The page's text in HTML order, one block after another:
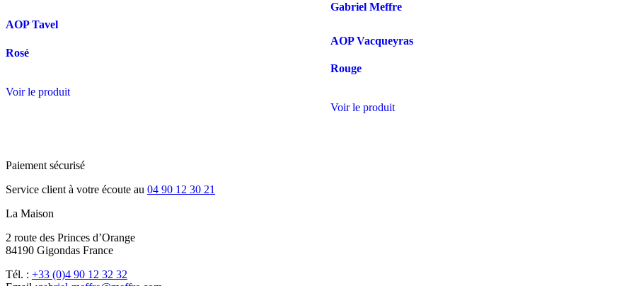
AOP Tavel
Rosé
Voir le produit
Gabriel Meffre
AOP Vacqueyras
Rouge
Voir le produit
Paiement sécurisé
Service client à votre écoute au 04 90 12 30 21
La Maison
2 route des Princes d’Orange
84190 Gigondas France
Tél. : +33 (0)4 90 12 32 32